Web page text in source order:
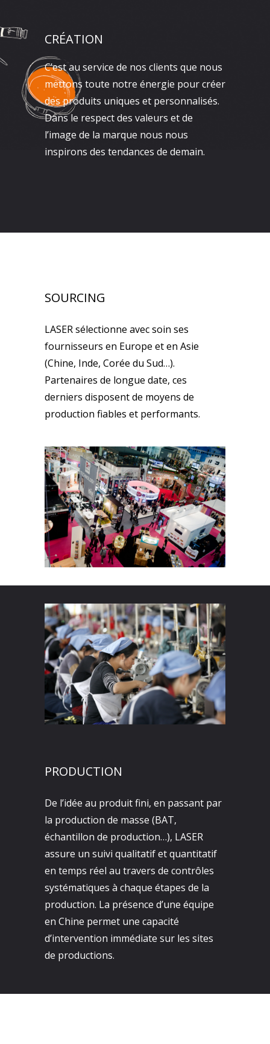
CRÉATION
C’est au service de nos clients que nous
mettons toute notre énergie pour créer
des produits uniques et personnalisés.
Dans le respect des valeurs et de
l’image de la marque nous nous
inspirons des tendances de demain.
SOURCING
LASER sélectionne avec soin ses
fournisseurs en Europe et en Asie
(Chine, Inde, Corée du Sud…).
Partenaires de longue date, ces
derniers disposent de moyens de
production fiables et performants.
PRODUCTION
De l’idée au produit fini, en passant par
la production de masse (BAT,
échantillon de production…), LASER
assure un suivi qualitatif et quantitatif
en temps réel au travers de contrôles
systématiques à chaque étapes de la
production. La présence d’une équipe
en Chine permet une capacité
d’intervention immédiate sur les sites
de productions.